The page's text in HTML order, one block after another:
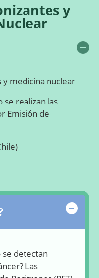
y
y medicina nuclear
se realizan las
Emisión de
se detectan
Las